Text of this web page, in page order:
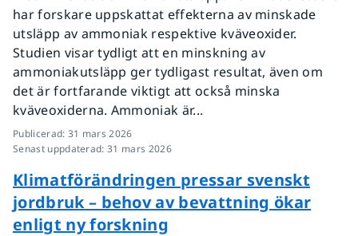
har forskare uppskattat effekterna av minskade
utsläpp av ammoniak respektive kväveoxider.
Studien visar tydligt att en minskning av
ammoniakutsläpp ger tydligast resultat, även om
det är fortfarande viktigt att också minska
kväveoxiderna. Ammoniak är...
Publicerad: 31 mars 2026
Senast uppdaterad:31 mars 2026
Klimatförändringen pressar svenskt
jordbruk – behov av bevattning ökar
enligt ny forskning